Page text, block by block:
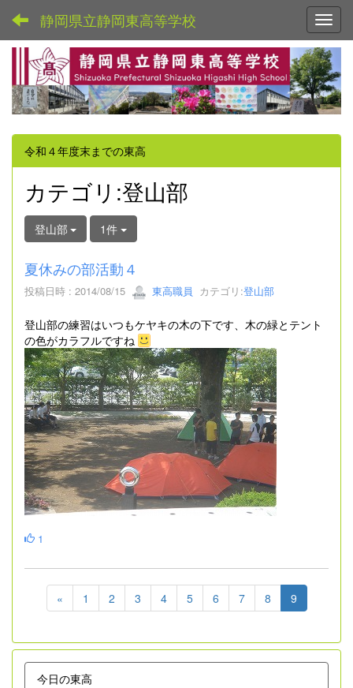
静岡県立静岡東高等学校
令和４年度末までの東高
カテゴリ:登山部
登山部 1件
夏休みの部活動４
投稿日時 : 2014/08/15 東高職員 カテゴリ:登山部
登山部の練習はいつもケヤキの木の下です、木の緑とテント
の色がカラフルですね
1
« 1 2 3 4 5 6 7 8 9
今日の東高